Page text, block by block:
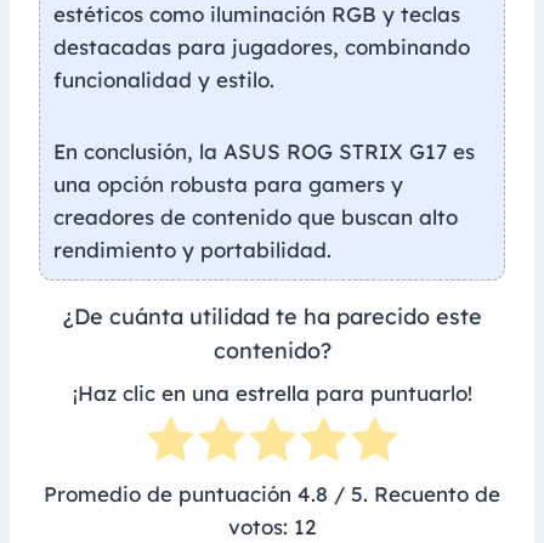
estéticos como iluminación RGB y teclas
destacadas para jugadores, combinando
funcionalidad y estilo.
En conclusión, la ASUS ROG STRIX G17 es
una opción robusta para gamers y
creadores de contenido que buscan alto
rendimiento y portabilidad.
¿De cuánta utilidad te ha parecido este
contenido?
¡Haz clic en una estrella para puntuarlo!
Promedio de puntuación 4.8 / 5. Recuento de
votos: 12